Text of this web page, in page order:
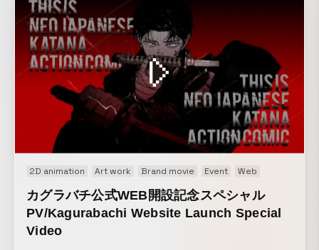
2D animation Art work Brand movie Event Web
カグラバチ公式WEB開設記念スペシャル
PV/Kagurabachi Website Launch Special
Video